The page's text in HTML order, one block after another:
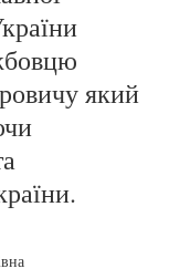
який